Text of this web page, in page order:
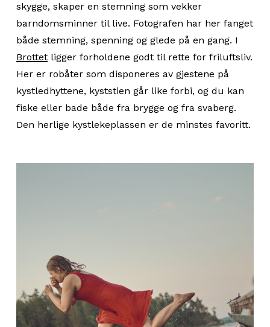
skygge, skaper en stemning som vekker
barndomsminner til live. Fotografen har her fanget
både stemning, spenning og glede på en gang. I
Brottetligger forholdene godt til rette for friluftsliv.
Her er robåter som disponeres av gjestene på
kystledhyttene, kyststien går like forbi, og du kan
fiske eller bade både fra brygge og fra svaberg.
Den herlige kystlekeplassen er de minstes favoritt.